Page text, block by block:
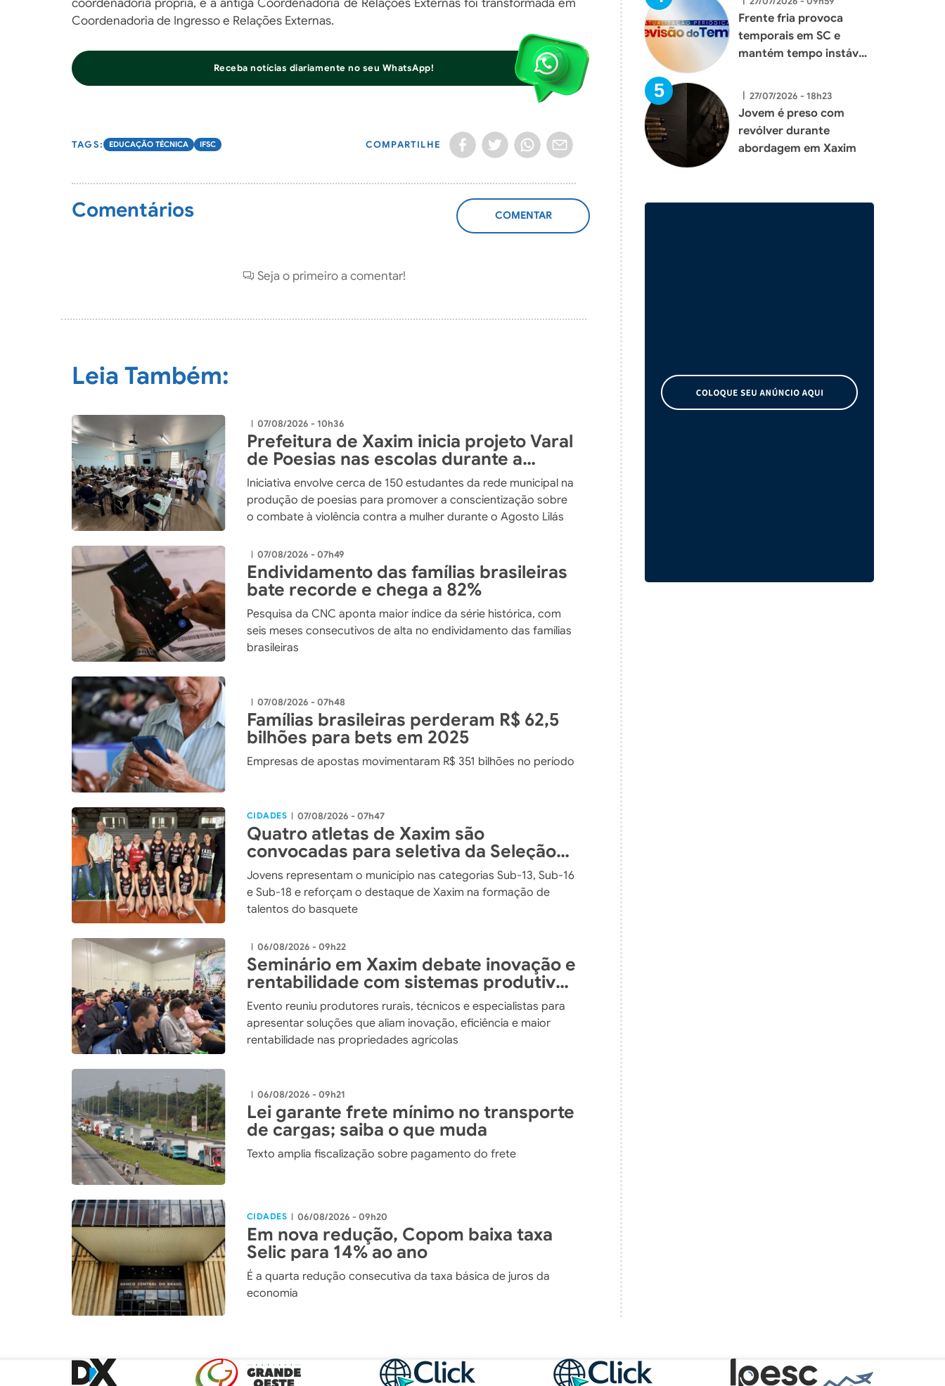
coordenadoria própria, e a antiga Coordenadoria de Relações Externas foi transformada em
Coordenadoria de Ingresso e Relações Externas.
Receba notícias diariamente no seu WhatsApp!
EDUCAÇÃO TÉCNICA IFSC COMPARTILHE
Comentários
ADICIONAR
COMENTÁRIO
Seja o primeiro a comentar!
Leia Também:
| 07/08/2026 - 10h36
Prefeitura de Xaxim inicia projeto Varal
de Poesias nas escolas durante a
programação do Agosto Lilás
Iniciativa envolve cerca de 150 estudantes da rede municipal na
produção de poesias para promover a conscientização sobre
o combate à violência contra a mulher durante o Agosto Lilás
| 07/08/2026 - 07h49
Endividamento das famílias brasileiras
bate recorde e chega a 82%
Pesquisa da CNC aponta maior índice da série histórica, com
seis meses consecutivos de alta no endividamento das famílias
brasileiras
| 07/08/2026 - 07h48
Famílias brasileiras perderam R$ 62,5
bilhões para bets em 2025
Empresas de apostas movimentaram R$ 351 bilhões no período
CIDADES | 07/08/2026 - 07h47
Quatro atletas de Xaxim são
convocadas para seletiva da Seleção
Catarinense de Basquete
Jovens representam o município nas categorias Sub-13, Sub-16
e Sub-18 e reforçam o destaque de Xaxim na formação de
talentos do basquete
| 06/08/2026 - 09h22
Seminário em Xaxim debate inovação e
rentabilidade com sistemas produtivos
integrados
Evento reuniu produtores rurais, técnicos e especialistas para
apresentar soluções que aliam inovação, eficiência e maior
rentabilidade nas propriedades agrícolas
| 06/08/2026 - 09h21
Lei garante frete mínimo no transporte
de cargas; saiba o que muda
Texto amplia fiscalização sobre pagamento do frete
CIDADES | 06/08/2026 - 09h20
Em nova redução, Copom baixa taxa
Selic para 14% ao ano
É a quarta redução consecutiva da taxa básica de juros da
economia
Frente fria provoca
temporais em SC e
mantém tempo instável
| 27/07/2026 - 18h23
Jovem é preso com
revólver durante
abordagem em Xaxim